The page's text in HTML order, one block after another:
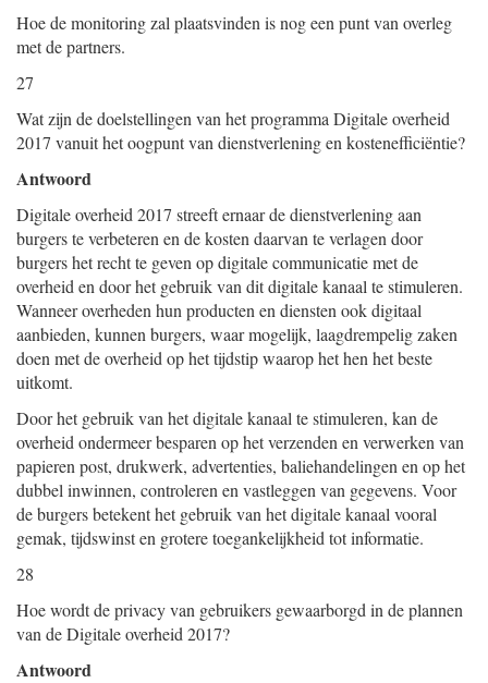
Hoe de monitoring zal plaatsvinden is nog een punt van overleg
met de partners.
27
Wat zijn de doelstellingen van het programma Digitale overheid
2017 vanuit het oogpunt van dienstverlening en kostenefficiëntie?
Antwoord
Digitale overheid 2017 streeft ernaar de dienstverlening aan
burgers te verbeteren en de kosten daarvan te verlagen door
burgers het recht te geven op digitale communicatie met de
overheid en door het gebruik van dit digitale kanaal te stimuleren.
Wanneer overheden hun producten en diensten ook digitaal
aanbieden, kunnen burgers, waar mogelijk, laagdrempelig zaken
doen met de overheid op het tijdstip waarop het hen het beste
uitkomt.
Door het gebruik van het digitale kanaal te stimuleren, kan de
overheid ondermeer besparen op het verzenden en verwerken van
papieren post, drukwerk, advertenties, baliehandelingen en op het
dubbel inwinnen, controleren en vastleggen van gegevens. Voor
de burgers betekent het gebruik van het digitale kanaal vooral
gemak, tijdswinst en grotere toegankelijkheid tot informatie.
28
Hoe wordt de privacy van gebruikers gewaarborgd in de plannen
van de Digitale overheid 2017?
Antwoord